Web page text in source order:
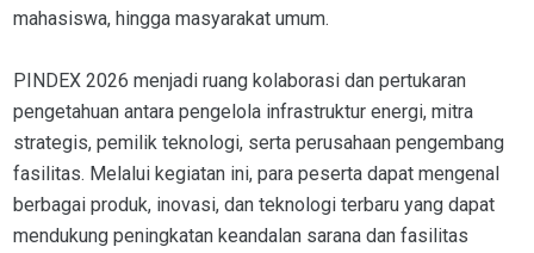
mahasiswa, hingga masyarakat umum.
PINDEX 2026 menjadi ruang kolaborasi dan pertukaran
pengetahuan antara pengelola infrastruktur energi, mitra
strategis, pemilik teknologi, serta perusahaan pengembang
fasilitas. Melalui kegiatan ini, para peserta dapat mengenal
berbagai produk, inovasi, dan teknologi terbaru yang dapat
mendukung peningkatan keandalan sarana dan fasilitas